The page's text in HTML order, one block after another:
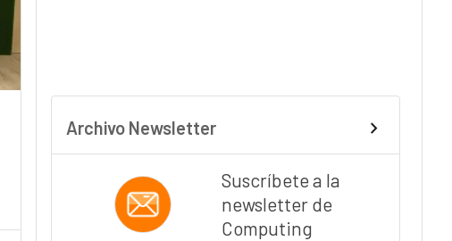
Archivo Newsletter
Suscríbete a la
newsletter de
Computing